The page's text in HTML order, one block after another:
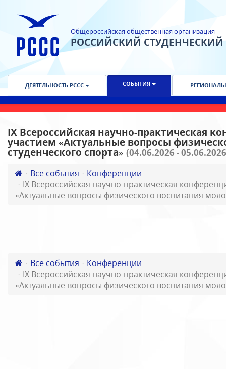
Общероссийская общественная организация
РОССИЙСКИЙ
ДЕЯТЕЛЬНОСТЬ РССС СОБЫТИЯ
IX Всероссийская научно-практическая
участием «Актуальные вопросы
студенческого спорта» (04.06.2026 -
Все события
Конференции
IX Всероссийская научно-практическая
«Актуальные вопросы физического воспитания
Все события
Конференции
IX Всероссийская научно-практическая
«Актуальные вопросы физического воспитания